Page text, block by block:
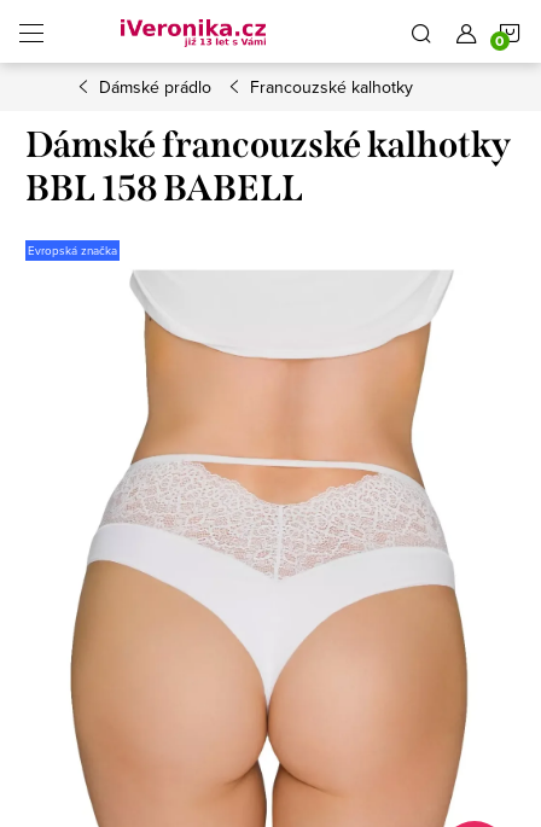
obsah
Dámské prádlo Francouzské kalhotky
Dámské francouzské kalhotky
BBL 158 BABELL
Evropská značka